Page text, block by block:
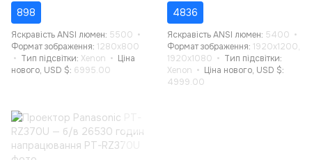
898
Яскравість ANSI люмен 5500
Формат зображення 1280x800
Тип підсвітки Xenon
Ціна
нового, USD $ 6995.00
4836
Яскравість ANSI люмен 5400
Формат зображення 1920x1200,
1920x1080
Тип підсвітки
Xenon
Ціна нового, USD $
4999.00